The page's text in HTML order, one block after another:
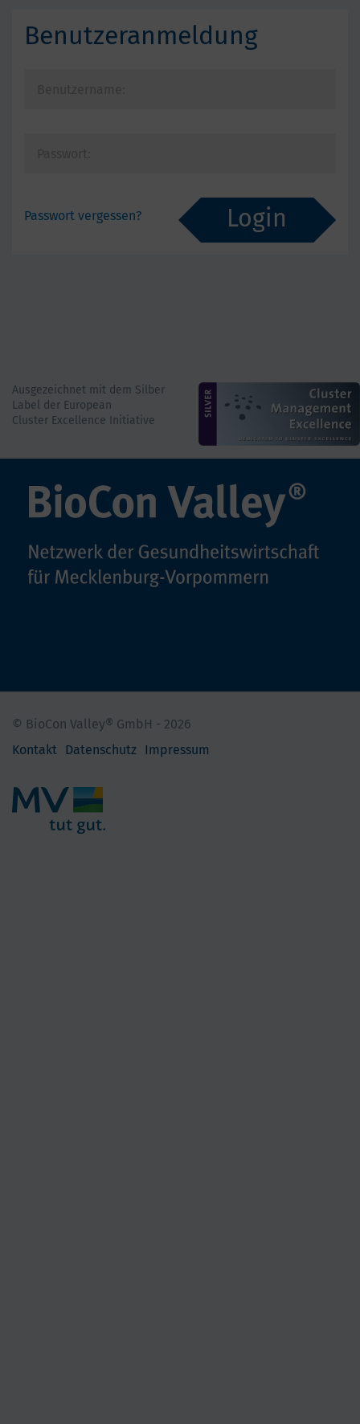
Benutzeranmeldung
Passwort vergessen?
Ausgezeichnet mit dem Silber
Label der European
Cluster Excellence Initiative
© BioCon Valley® GmbH - 2026
Kontakt Datenschutz Impressum